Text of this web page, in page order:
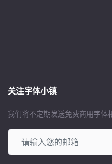
关注字体小镇
我们将不定期发送免费商用字体